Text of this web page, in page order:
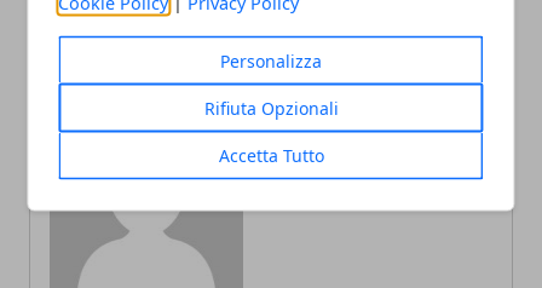
Personalizza
Rifiuta Opzionali
Accetta Tutto
Redazione